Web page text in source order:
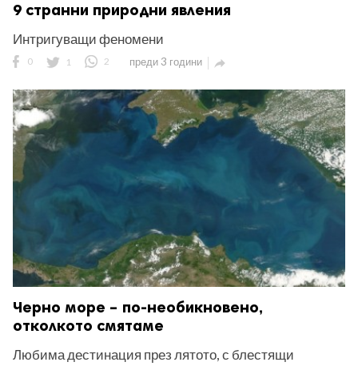
9 странни природни явления
Интригуващи феномени
0 1 2 преди 3 години 
Черно море – по-необикновено,
отколкото смятаме
Любима дестинация през лятото, с блестящи